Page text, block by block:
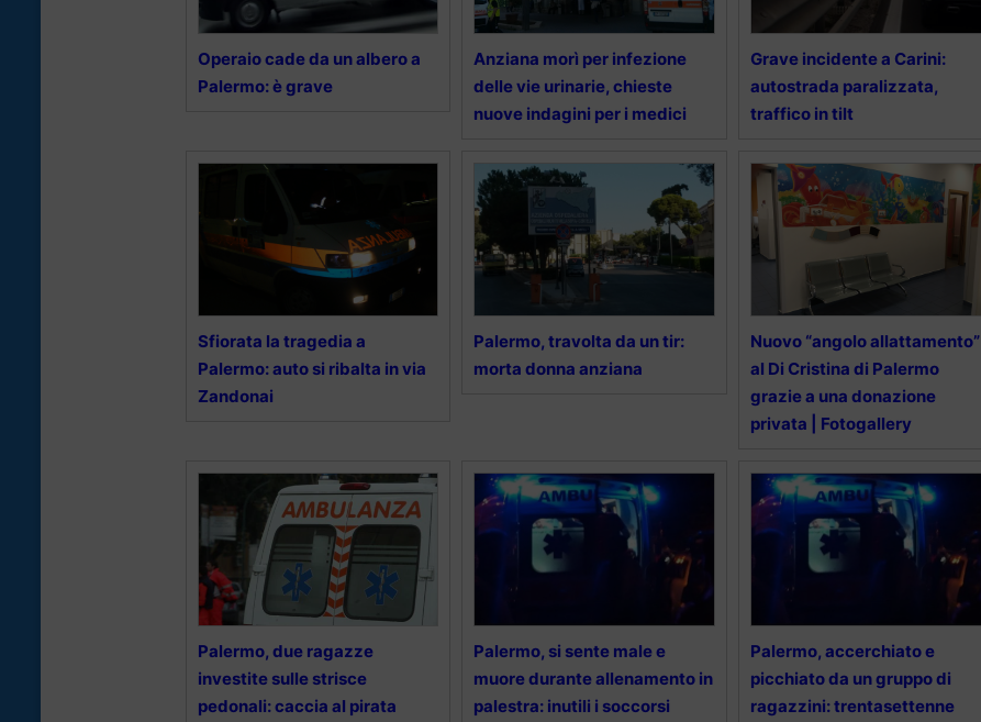
Operaio cade da un albero a
Palermo: è grave
Anziana morì per infezione
delle vie urinarie, chieste
nuove indagini per i medici
Grave incidente a Carini:
autostrada paralizzata,
traffico in tilt
Sfiorata la tragedia a
Palermo: auto si ribalta in via
Zandonai
Palermo, travolta da un tir:
morta donna anziana
Nuovo “angolo allattamento”
al Di Cristina di Palermo
grazie a una donazione
privata | Fotogallery
Palermo, due ragazze
investite sulle strisce
pedonali: caccia al pirata
Palermo, si sente male e
muore durante allenamento in
palestra: inutili i soccorsi
Palermo, accerchiato e
picchiato da un gruppo di
ragazzini: trentasettenne